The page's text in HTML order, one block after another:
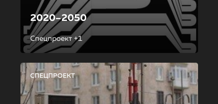
2020–2050
Спецпроект +1
СПЕЦПРОЕКТ